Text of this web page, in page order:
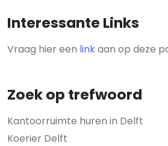
Interessante Links
Vraag hier een linkaan op deze
Zoek op trefwoord
Kantoorruimte huren in Delft
Koerier Delft